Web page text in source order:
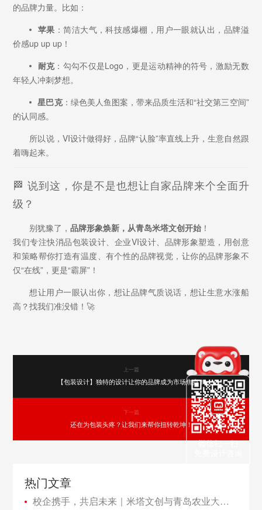
的品牌力量。比如：
苹果 ：简洁大气，科技感爆棚，用户一眼就认出，品牌溢
价感up up up！
耐克：勾勾不仅是Logo，更是运动精神的符号，激励无数
年轻人冲刺梦想。
星巴克：绿色美人鱼图案，带来品质生活和“社交第三空间”
的认同感。
所以说，VI设计做得好，品牌“认脸”率直线上升，生意自然跟
着嗨起来。
🏁 说到这，你是不是也想让自家品牌来个全面升
级？
别犹豫了，品牌形象焕新，从青岛米塔文创开始 ！
我们专注快消品包装设计、企业VI设计、品牌形象塑造，用创意
和策略帮你打造有温度、有个性的品牌视觉，让你的品牌形象不
仅“在线”，更是“霸屏”！
想让用户一眼认出你，想让品牌气质说话，想让生意水涨船
高？找我们准没错！🚀
上一篇
【包装设计】独特的设计让你的品牌成为市场焦点！
下一篇
还在为包装头疼？让我们来帮你扭转乾坤！
热门文章
校企携手，共启未来｜米塔文创与青岛农业大学海都学院教学实践基地正式揭牌